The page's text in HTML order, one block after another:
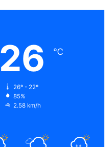
26 ℃
26º - 22º
85%
2.58 km/h